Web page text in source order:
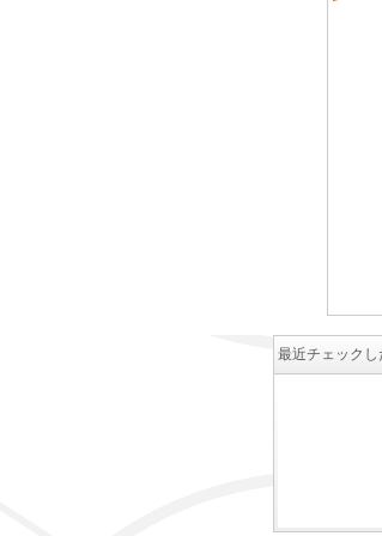
最近チェックし